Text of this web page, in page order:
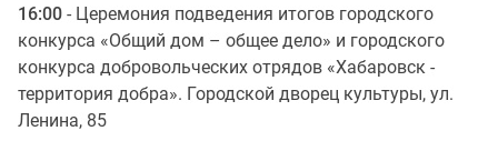
16:00 - Церемония подведения итогов городского
конкурса «Общий дом – общее дело» и городского
конкурса добровольческих отрядов «Хабаровск -
территория добра». Городской дворец культуры, ул.
Ленина, 85